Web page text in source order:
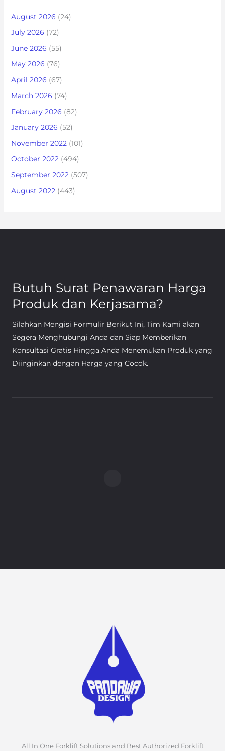
August 2026 (24)
July 2026 (72)
June 2026 (55)
May 2026 (76)
April 2026 (67)
March 2026 (74)
February 2026 (82)
January 2026 (52)
November 2022(101)
October 2022(494)
September 2022(507)
August 2022(443)
Butuh Surat Penawaran Harga
Produk dan Kerjasama?
Silahkan Mengisi Formulir Berikut Ini, Tim Kami akan
Segera Menghubungi Anda dan Siap Memberikan
Konsultasi Gratis Hingga Anda Menemukan Produk yang
Diinginkan dengan Harga yang Cocok.
All In One Forklift Solutions and Best Authorized Forklift